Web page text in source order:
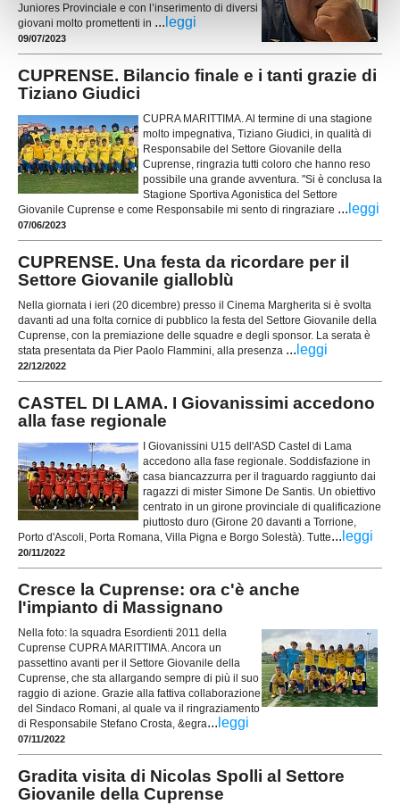
Juniores Provinciale e con l’inserimento di diversi
giovani molto promettenti in ... leggi
09/07/2023
CUPRENSE. Bilancio finale e i tanti grazie di
Tiziano Giudici
CUPRA MARITTIMA. Al termine di una stagione
molto impegnativa, Tiziano Giudici, in qualità di
Responsabile del Settore Giovanile della
Cuprense, ringrazia tutti coloro che hanno reso
possibile una grande avventura. "Si è conclusa la
Stagione Sportiva Agonistica del Settore
Giovanile Cuprense e come Responsabile mi sento di ringraziare ... leggi
07/06/2023
CUPRENSE. Una festa da ricordare per il
Settore Giovanile gialloblù
Nella giornata i ieri (20 dicembre) presso il Cinema Margherita si è svolta
davanti ad una folta cornice di pubblico la festa del Settore Giovanile della
Cuprense, con la premiazione delle squadre e degli sponsor. La serata è
stata presentata da Pier Paolo Flammini, alla presenza ... leggi
22/12/2022
CASTEL DI LAMA. I Giovanissimi accedono
alla fase regionale
I Giovanissini U15 dell'ASD Castel di Lama
accedono alla fase regionale. Soddisfazione in
casa biancazzurra per il traguardo raggiunto dai
ragazzi di mister Simone De Santis. Un obiettivo
centrato in un girone provinciale di qualificazione
piuttosto duro (Girone 20 davanti a Torrione,
Porto d'Ascoli, Porta Romana, Villa Pigna e Borgo Solestà). Tutte... leggi
20/11/2022
Cresce la Cuprense: ora c'è anche
l'impianto di Massignano
Nella foto: la squadra Esordienti 2011 della
Cuprense CUPRA MARITTIMA. Ancora un
passettino avanti per il Settore Giovanile della
Cuprense, che sta allargando sempre di più il suo
raggio di azione. Grazie alla fattiva collaborazione
del Sindaco Romani, al quale va il ringraziamento
di Responsabile Stefano Crosta, &egra... leggi
07/11/2022
Gradita visita di Nicolas Spolli al Settore
Giovanile della Cuprense